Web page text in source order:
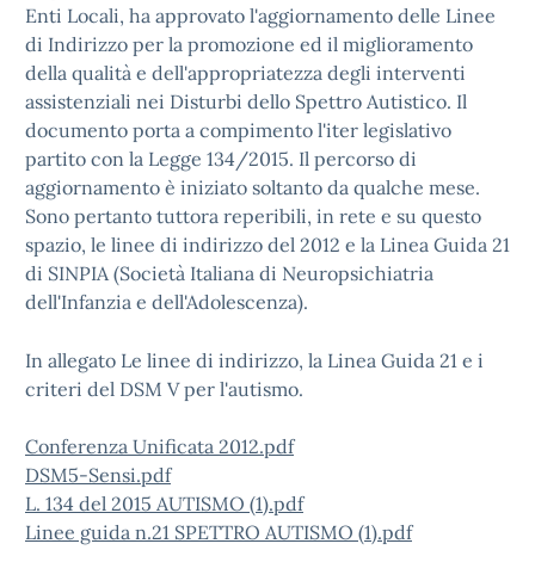
Enti Locali, ha approvato l'aggiornamento delle Linee
di Indirizzo per la promozione ed il miglioramento
della qualità e dell'appropriatezza degli interventi
assistenziali nei Disturbi dello Spettro Autistico. Il
documento porta a compimento l'iter legislativo
partito con la Legge 134/2015. Il percorso di
aggiornamento è iniziato soltanto da qualche mese.
Sono pertanto tuttora reperibili, in rete e su questo
spazio, le linee di indirizzo del 2012 e la Linea Guida 21
di SINPIA (Società Italiana di Neuropsichiatria
dell'Infanzia e dell'Adolescenza).
In allegato Le linee di indirizzo, la Linea Guida 21 e i
criteri del DSM V per l'autismo.
Conferenza Unificata 2012.pdf
DSM5-Sensi.pdf
L. 134 del 2015 AUTISMO (1).pdf
Linee guida n.21 SPETTRO AUTISMO (1).pdf